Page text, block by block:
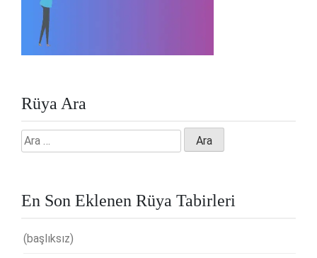
Rüya Ara
Arama:
En Son Eklenen Rüya Tabirleri
(başlıksız)